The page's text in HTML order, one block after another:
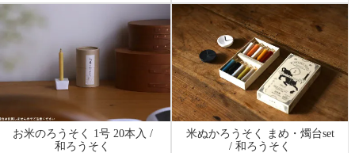
お米のろうそく 1号 20本入 /
和ろうそく
米ぬかろうそく まめ・燭台set
/ 和ろうそく